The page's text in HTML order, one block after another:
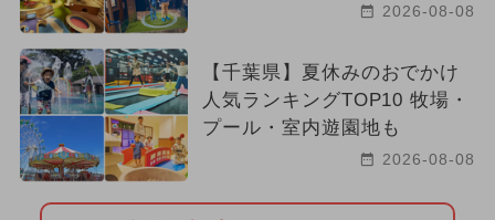
2026-08-08
【千葉県】夏休みのおでかけ
人気ランキングTOP10 牧場・
プール・室内遊園地も
2026-08-08